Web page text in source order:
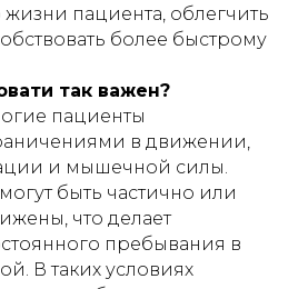
жизни пациента, облегчить
более быстрому
так важен?
пациенты
в движении,
и мышечной силы.
быть частично или
что делает
пребывания в
В таких условиях